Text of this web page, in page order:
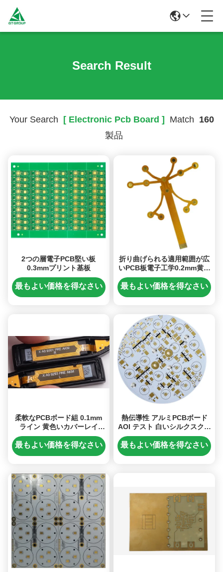
Search Result
Your Search [ Electronic Pcb Board ] Match 160
製品
2つの層電子PCB堅い板
0.3mmプリント基板
最もよい価格を得なさい
折り曲げられる適用範囲が広
いPCB板電子工学0.2mm黄色
いカバー フィルム
最もよい価格を得なさい
柔軟なPCBボード組 0.1mm
ライン 黄色いカバーレイ
EING スマートブルーブース
最もよい価格を得なさい
熱伝導性 アルミPCBボード
AOI テスト 白いシルクスクリ
ーン DDU ドアへの配達
最もよい価格を得なさい